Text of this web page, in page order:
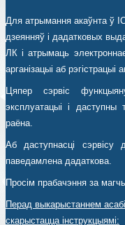
Для атрымання акаўнта ў
дзеянняў і дадатковых
ЛК і атрымаць
арганізацыі аб рэгістрацыі
Цяпер сэрвіс
эксплуатацыі і даступны
раёна.
Аб даступнасці сэрвісу
паведамлена дадаткова.
Просім прабачэння за
Перад выкарыстаннем
скарыстацца інструкцыямі: